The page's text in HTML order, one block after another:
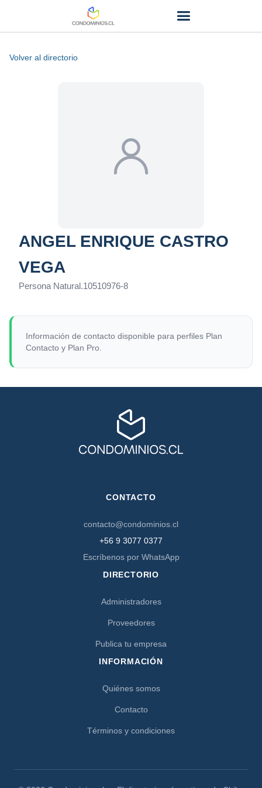
Volver al directorio
ANGEL ENRIQUE CASTRO
VEGA
Persona Natural.10510976-8
Información de contacto disponible para perfiles Plan
Contacto y Plan Pro.
CONTACTO
contacto@condominios.cl
+56 9 3077 0377
Escríbenos por WhatsApp
DIRECTORIO
Administradores
Proveedores
Publica tu empresa
INFORMACIÓN
Quiénes somos
Contacto
Términos y condiciones